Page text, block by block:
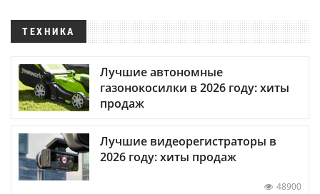
ТЕХНИКА
Лучшие автономные
газонокосилки в 2026 году: хиты
продаж
Лучшие видеорегистраторы в
2026 году: хиты продаж
48900